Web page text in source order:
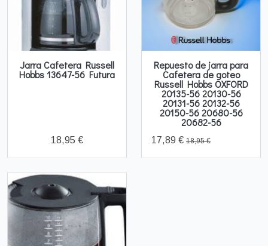
Jarra Cafetera Russell
Hobbs 13647-56 Futura
18,95 €
Repuesto de jarra para
Cafetera de goteo
Russell Hobbs OXFORD
20135-56 20130-56
20131-56 20132-56
20150-56 20680-56
20682-56
17,89 € 18,95 €